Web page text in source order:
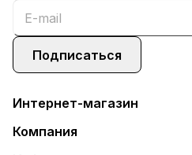
Подписаться
Интернет-магазин
Компания